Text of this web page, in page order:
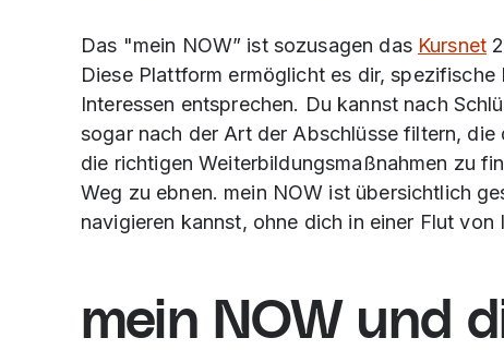
Das "mein NOW” ist sozusagen das Kursnet
Diese Plattform ermöglicht es dir,
Interessen entsprechen. Du kannst nach
sogar nach der Art der Abschlüsse filtern,
die richtigen Weiterbildungsmaßnahmen zu
Weg zu ebnen. mein NOW ist übersichtlich
navigieren kannst, ohne dich in einer Flut von
mein NOW und